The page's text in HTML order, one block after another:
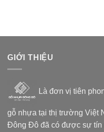
GIỚI THIỆU
Là đơn vị tiên
gỗ nhựa tại thị trường Việt
Đông Đô đã có được sự tín